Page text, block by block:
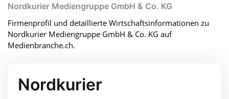
Nordkurier Mediengruppe GmbH & Co. KG
Firmenprofil und detaillierte Wirtschaftsinformationen zu
Nordkurier Mediengruppe GmbH & Co. KG auf
Medienbranche.ch.
Nordkurier